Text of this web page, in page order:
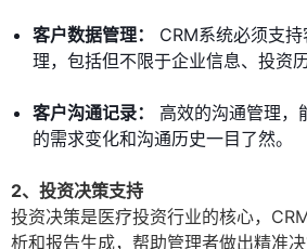
客户数据管理：
CRM系统必须支
理，包括但不限于企业信息、投资
客户沟通记录：
高效的沟通管理，
的需求变化和沟通历史一目了然。
2、投资决策支持
投资决策是医疗投资行业的核心，
析和报告生成，帮助管理者做出精准决